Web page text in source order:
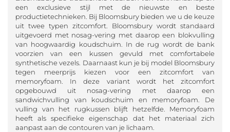
een exclusieve stijl met de nieuwste en beste
productietechnieken. Bij Bloomsbury bieden we u de keuze
uit twee typen zitcomfort. Bloomsbury wordt standaard
uitgevoerd met nosag-vering met daarop een blokvulling
van hoogwaardig koudschuim. In de rug wordt de bank
voorzien van een kussen gevuld met comfortabele
synthetische vezels. Daarnaast kun je bij model Bloomsbury
tegen meerprijs kiezen voor een zitcomfort van
memoryfoam. In deze variant wordt het zitcomfort
opgebouwd uit nosag-vering met daarop een
sandwichvulling van koudschuim en memoryfoam. De
vulling van het rugkussen blijft hetzelfde. Memoryfoam
heeft als specifieke eigenschap dat het materiaal zich
aanpast aan de contouren van je lichaam.